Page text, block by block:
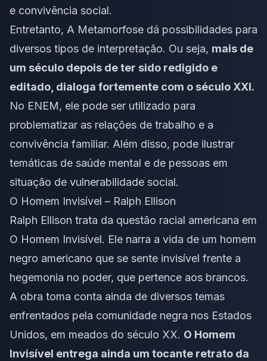
e convivência social.
Entretanto, A Metamorfose dá possibilidades para
diversos tipos de interpretação. Ou seja, mais de
um século depois de ter sido redigido e
editado, dialoga fortemente com o século XXI.
No ENEM, ele pode ser utilizado para
problematizar as relações de trabalho e a
convivência familiar. Além disso, pode ilustrar
temáticas de saúde mental e de pessoas em
situação de vulnerabilidade social.
O Homem Invisível – Ralph Ellison
Ralph Ellison trata da questão racial americana em
O Homem Invisível. Ele narra a vida de um homem
negro americano que se sente invisível frente a
hegemonia no poder, que pertence aos brancos.
A obra toma conta ainda de diversos temas
enfrentados pela comunidade negra nos Estados
Unidos, em meados do século XX. O Homem
Invisível entrega ainda um tocante retrato da